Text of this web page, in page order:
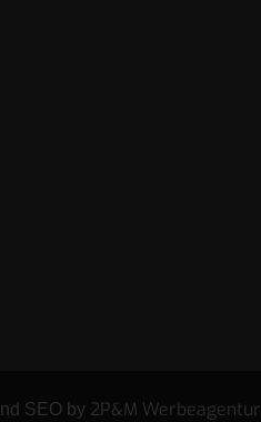
SEO by 2P&M Werbeagentur